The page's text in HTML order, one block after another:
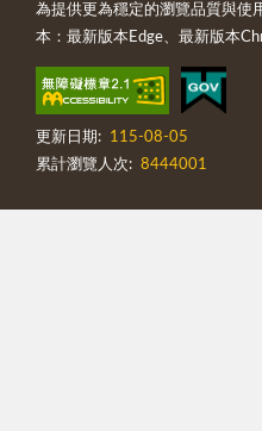
為提供更為穩定的瀏覽品質與使
本：最新版本Edge、最新版本
更新日期:
115-08-05
累計瀏覽人次: 8444001